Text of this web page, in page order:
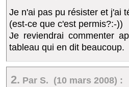
Je n'ai pas pu résister et j'ai
(est-ce que c'est permis?:-))
Je reviendrai commenter
tableau qui en dit beaucoup.
2. Par S. (10 mars 2008) :